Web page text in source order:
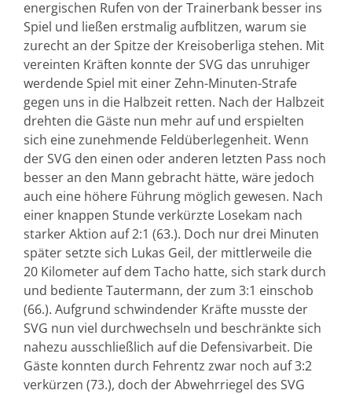
energischen Rufen von der Trainerbank besser ins
Spiel und ließen erstmalig aufblitzen, warum sie
zurecht an der Spitze der Kreisoberliga stehen. Mit
vereinten Kräften konnte der SVG das unruhiger
werdende Spiel mit einer Zehn-Minuten-Strafe
gegen uns in die Halbzeit retten. Nach der Halbzeit
drehten die Gäste nun mehr auf und erspielten
sich eine zunehmende Feldüberlegenheit. Wenn
der SVG den einen oder anderen letzten Pass noch
besser an den Mann gebracht hätte, wäre jedoch
auch eine höhere Führung möglich gewesen. Nach
einer knappen Stunde verkürzte Losekam nach
starker Aktion auf 2:1 (63.). Doch nur drei Minuten
später setzte sich Lukas Geil, der mittlerweile die
20 Kilometer auf dem Tacho hatte, sich stark durch
und bediente Tautermann, der zum 3:1 einschob
(66.). Aufgrund schwindender Kräfte musste der
SVG nun viel durchwechseln und beschränkte sich
nahezu ausschließlich auf die Defensivarbeit. Die
Gäste konnten durch Fehrentz zwar noch auf 3:2
verkürzen (73.), doch der Abwehrriegel des SVG